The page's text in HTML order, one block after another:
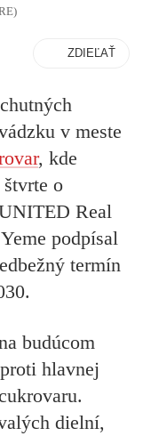
ZDIEĽAŤ
v meste
, kde
o
Real
podpísal
termín
budúcom
hlavnej
dielní,